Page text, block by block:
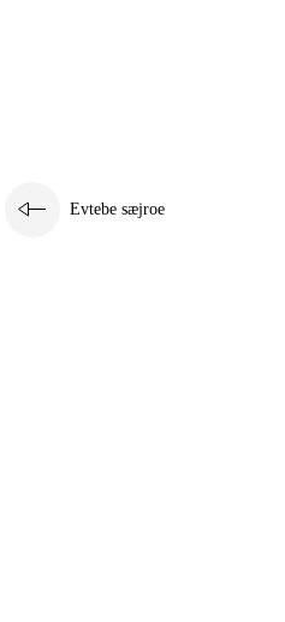
Evtebe sæjroe